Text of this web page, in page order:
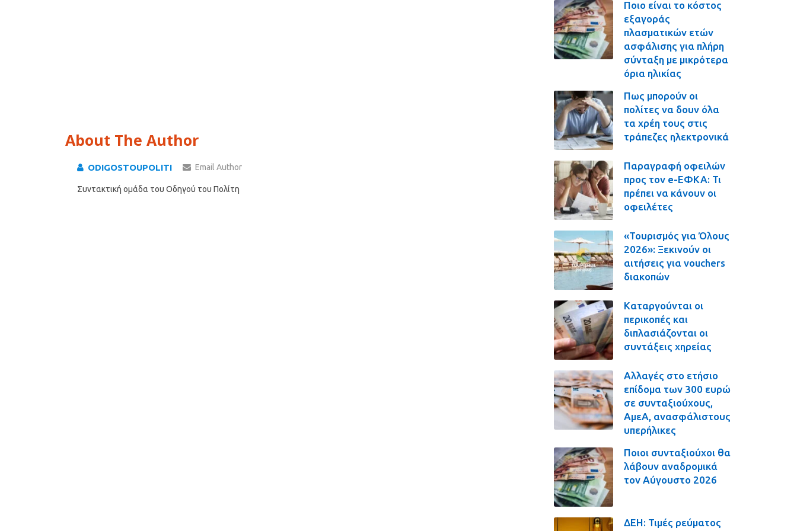
About The Author
ODIGOSTOUPOLITI Email Author
Συντακτική ομάδα του Οδηγού του Πολίτη
Ποιο είναι το κόστος
εξαγοράς
πλασματικών ετών
ασφάλισης για πλήρη
σύνταξη με μικρότερα
όρια ηλικίας
Πως μπορούν οι
πολίτες να δουν όλα
τα χρέη τους στις
τράπεζες ηλεκτρονικά
Παραγραφή οφειλών
προς τον e-ΕΦΚΑ: Τι
πρέπει να κάνουν οι
οφειλέτες
«Τουρισμός για Όλους
2026»: Ξεκινούν οι
αιτήσεις για vouchers
διακοπών
Καταργούνται οι
περικοπές και
διπλασιάζονται οι
συντάξεις χηρείας
Αλλαγές στο ετήσιο
επίδομα των 300 ευρώ
σε συνταξιούχους,
ΑμεΑ, ανασφάλιστους
υπερήλικες
Ποιοι συνταξιούχοι θα
λάβουν αναδρομικά
τον Αύγουστο 2026
ΔΕΗ: Τιμές ρεύματος